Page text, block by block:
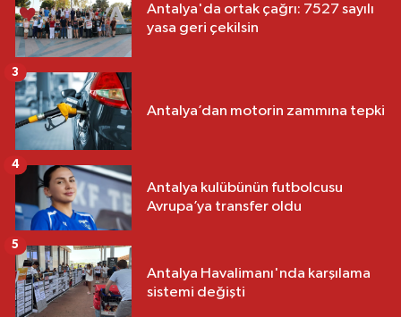
Antalya'da ortak çağrı: 7527 sayılı
yasa geri çekilsin
Antalya’dan motorin zammına tepki
3
Antalya kulübünün futbolcusu
Avrupa’ya transfer oldu
4
Antalya Havalimanı'nda karşılama
sistemi değişti
5